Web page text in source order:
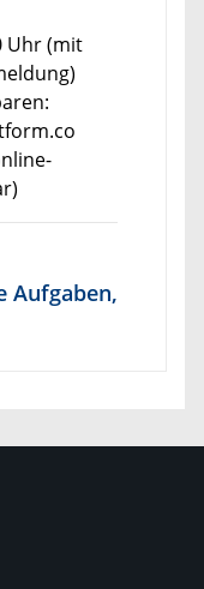
Uhr (mit
Aufgaben,